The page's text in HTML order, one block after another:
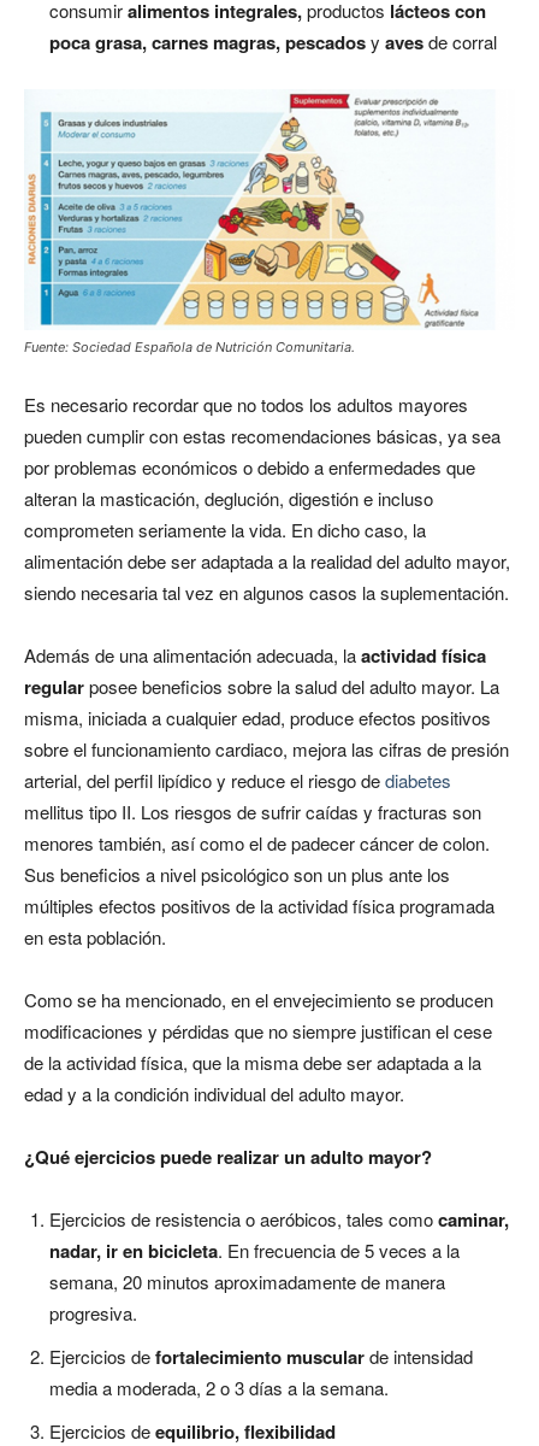
consumiralimentos integrales,productos lácteos con
poca grasa, carnes magras, pescadosy avesde corral
Fuente: Sociedad Española de Nutrición Comunitaria.
Es necesario recordar que no todos los adultos mayores
pueden cumplir con estas recomendaciones básicas, ya sea
por problemas económicos o debido a enfermedades que
alteran la masticación, deglución, digestión e incluso
comprometen seriamente la vida. En dicho caso, la
alimentación debe ser adaptada a la realidad del adulto mayor,
siendo necesaria tal vez en algunos casos la suplementación.
Además de una alimentación adecuada, laactividad física
regularposee beneficios sobre la salud del adulto mayor. La
misma, iniciada a cualquier edad, produce efectos positivos
sobre el funcionamiento cardiaco, mejora las cifras de presión
arterial, del perfil lipídico y reduce el riesgo dediabetes
mellitus tipo II. Los riesgos de sufrir caídas y fracturas son
menores también, así como el de padecer cáncer de colon.
Sus beneficios a nivel psicológico son un plus ante los
múltiples efectos positivos de la actividad física programada
en esta población.
Como se ha mencionado, en el envejecimiento se producen
modificaciones y pérdidas que no siempre justifican el cese
de la actividad física, que la misma debe ser adaptada a la
edad y a la condición individual del adulto mayor.
¿Qué ejercicios puede realizar un adulto mayor?
Ejercicios de resistencia o aeróbicos, tales comocaminar,
nadar, ir en bicicleta. En frecuencia de 5 veces a la
semana, 20 minutos aproximadamente de manera
progresiva.
Ejercicios defortalecimiento muscularde intensidad
media a moderada, 2 o 3 días a la semana.
Ejercicios deequilibrio, flexibilidad